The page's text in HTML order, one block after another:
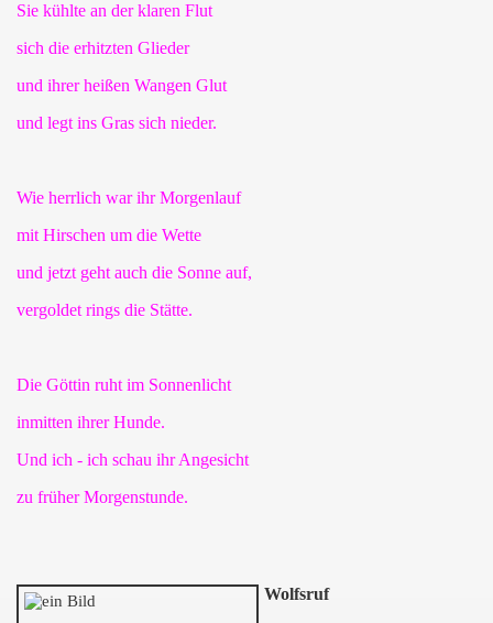
Sie kühlte an der klaren Flut
sich die erhitzten Glieder
und ihrer heißen Wangen Glut
und legt ins Gras sich nieder.
Wie herrlich war ihr Morgenlauf
mit Hirschen um die Wette
und jetzt geht auch die Sonne auf,
vergoldet rings die Stätte.
Die Göttin ruht im Sonnenlicht
inmitten ihrer Hunde.
Und ich - ich schau ihr Angesicht
zu früher Morgenstunde.
Wolfsruf